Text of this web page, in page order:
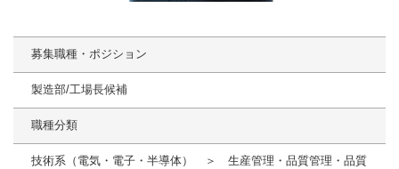
募集職種・ポジション
製造部/工場長候補
職種分類
技術系（電気・電子・半導体） ＞ 生産管理・品質管理・品質